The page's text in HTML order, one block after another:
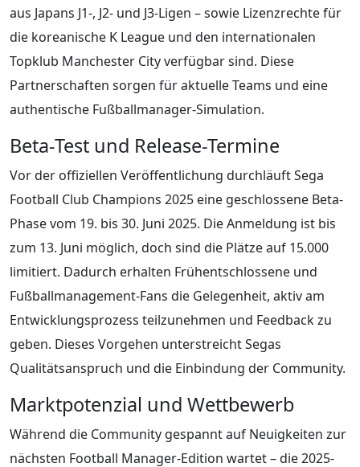
aus Japans J1-, J2- und J3-Ligen – sowie Lizenzrechte für
die koreanische K League und den internationalen
Topklub Manchester City verfügbar sind. Diese
Partnerschaften sorgen für aktuelle Teams und eine
authentische Fußballmanager-Simulation.
Beta-Test und Release-Termine
Vor der offiziellen Veröffentlichung durchläuft Sega
Football Club Champions 2025 eine geschlossene Beta-
Phase vom 19. bis 30. Juni 2025. Die Anmeldung ist bis
zum 13. Juni möglich, doch sind die Plätze auf 15.000
limitiert. Dadurch erhalten Frühentschlossene und
Fußballmanagement-Fans die Gelegenheit, aktiv am
Entwicklungsprozess teilzunehmen und Feedback zu
geben. Dieses Vorgehen unterstreicht Segas
Qualitätsanspruch und die Einbindung der Community.
Marktpotenzial und Wettbewerb
Während die Community gespannt auf Neuigkeiten zur
nächsten Football Manager-Edition wartet – die 2025-